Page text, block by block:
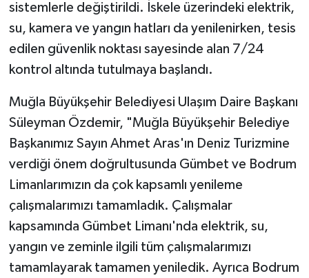
sistemlerle değiştirildi. İskele üzerindeki elektrik,
su, kamera ve yangın hatları da yenilenirken, tesis
edilen güvenlik noktası sayesinde alan 7/24
kontrol altında tutulmaya başlandı.
Muğla Büyükşehir Belediyesi Ulaşım Daire Başkanı
Süleyman Özdemir, "Muğla Büyükşehir Belediye
Başkanımız Sayın Ahmet Aras'ın Deniz Turizmine
verdiği önem doğrultusunda Gümbet ve Bodrum
Limanlarımızın da çok kapsamlı yenileme
çalışmalarımızı tamamladık. Çalışmalar
kapsamında Gümbet Limanı'nda elektrik, su,
yangın ve zeminle ilgili tüm çalışmalarımızı
tamamlayarak tamamen yeniledik. Ayrıca Bodrum